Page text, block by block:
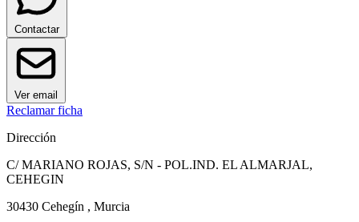
Contactar
Ver email
Reclamar ficha
Dirección
C/ MARIANO ROJAS, S/N - POL.IND. EL ALMARJAL,
CEHEGIN
30430 Cehegín , Murcia